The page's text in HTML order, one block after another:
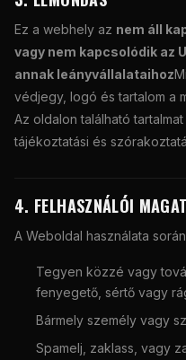
Ez a webhely az nem áll
vagy nem kapcsolódik az
annak leányvállalataihoz
védjegy, logó és tartalom a
Az oldalon található
tájékoztatási és
4. FELHASZNÁLÓI
A Weboldal használata
Tegyen közzé vagy
fenyegető, sértő vagy
Bármely személy vagy
Spamelj, zaklass, vagy